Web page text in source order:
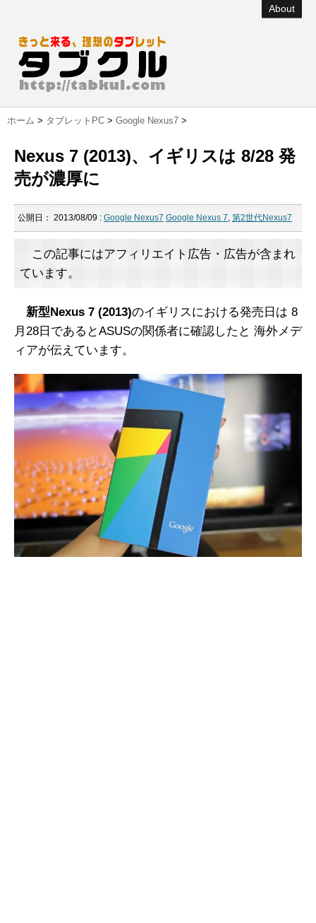
About
ホーム > タブレットPC > Google Nexus7 >
Nexus 7 (2013)、イギリスは 8/28 発
売が濃厚に
公開日： 2013/08/09 : Google Nexus7 Google Nexus 7, 第2世代Nexus7
この記事にはアフィリエイト広告・広告が含まれ
ています。
新型Nexus 7 (2013)のイギリスにおける発売日は 8
月28日であるとASUSの関係者に確認したと 海外メデ
ィアが伝えています。